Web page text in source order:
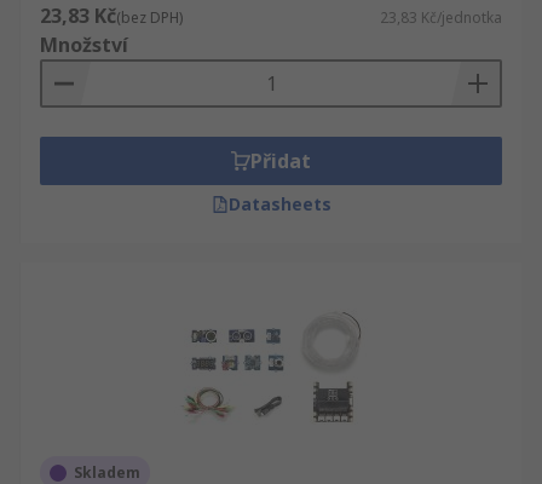
23,83 Kč(bez DPH) 23,83 Kč/jednotka
Množství
Přidat
Datasheets
Skladem